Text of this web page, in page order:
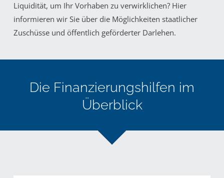
Liquidität, um Ihr Vorhaben zu verwirklichen? Hier
informieren wir Sie über die Möglichkeiten staatlicher
Zuschüsse und öffentlich geförderter Darlehen.
Die Finanzierungshilfen im
Überblick